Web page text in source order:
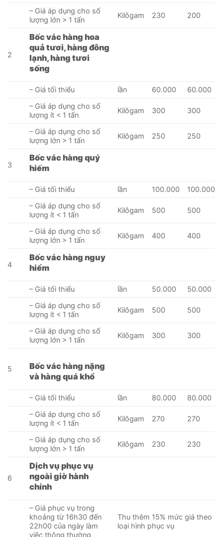
– Giá áp dụng cho số
lượng lớn > 1 tấn
Kilôgam 230 200
2
Bốc vác hàng hoa
quả tươi, hàng đông
lạnh, hàng tươi
sống
– Giá tối thiểu lần 60.000
60.000
– Giá áp dụng cho số
lượng ít < 1 tấn
Kilôgam 300 300
– Giá áp dụng cho số
lượng lớn > 1 tấn
Kilôgam 250 250
3
Bốc vác hàng quý
hiếm
– Giá tối thiểu lần 100.000
100.000
– Giá áp dụng cho số
lượng ít < 1 tấn
Kilôgam 500 500
– Giá áp dụng cho số
lượng lớn > 1 tấn
Kilôgam 400 400
4
Bốc vác hàng nguy
hiểm
– Giá tối thiểu lần 50.000
50.000
– Giá áp dụng cho số
lượng ít < 1 tấn
Kilôgam 500 500
– Giá áp dụng cho số
lượng lớn > 1 tấn
Kilôgam 300 300
5
Bốc vác hàng nặng
và hàng quá khổ
– Giá tối thiểu lần 80.000
80.000
– Giá áp dụng cho số
lượng ít < 1 tấn
Kilôgam 270 270
– Giá áp dụng cho số
lượng lớn > 1 tấn
Kilôgam 230 230
6
Dịch vụ phục vụ
ngoài giờ hành
chính
– Giá phục vụ trong
khoảng từ 16h30 đến
22h00 của ngày làm
việc thông thường
Thu thêm 15% mức giá theo
loại hình phục vụ